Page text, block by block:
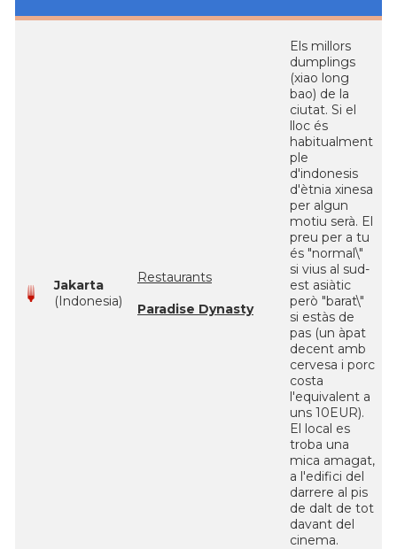
Jakarta
(Indonesia)
Restaurants
Paradise Dynasty
Els millors
dumplings
(xiao long
bao) de la
ciutat. Si el
lloc és
habitualment
ple
d'indonesis
d'ètnia xinesa
per algun
motiu serà. El
preu per a tu
és "normal\"
si vius al sud-
est asiàtic
però "barat\"
si estàs de
pas (un àpat
decent amb
cervesa i porc
costa
l'equivalent a
uns 10EUR).
El local es
troba una
mica amagat,
a l'edifici del
darrere al pis
de dalt de tot
davant del
cinema.